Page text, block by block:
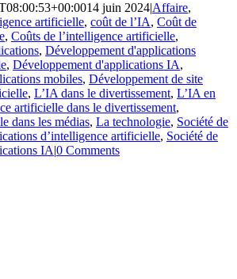
14 juin 2024|Affaire,
artificielle, coût de l’IA, Coût de
, Coûts de l’intelligence artificielle,
, Développement d'applications
, Développement d'applications IA,
mobiles, Développement de site
, L’IA dans le divertissement, L’IA en
artificielle dans le divertissement,
dans les médias, La technologie, Société de
d’intelligence artificielle, Société de
IA|0 Comments